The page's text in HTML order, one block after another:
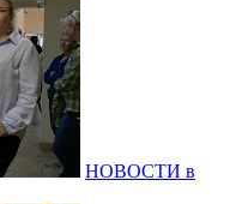
НОВОСТИ в